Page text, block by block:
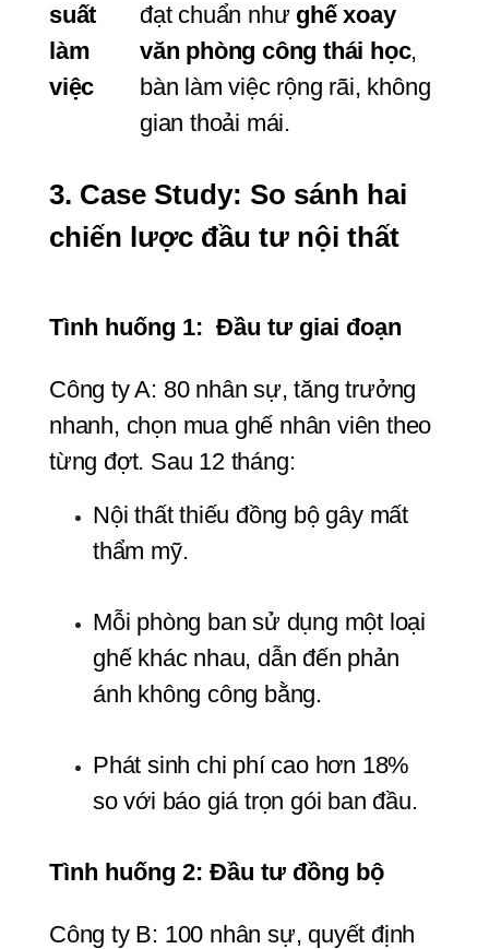
suất
làm
việc
đạt chuẩn như ghế xoay
văn phòng công thái học,
bàn làm việc rộng rãi, không
gian thoải mái.
3. Case Study: So sánh hai
chiến lược đầu tư nội thất
Tình huống 1:  Đầu tư giai đoạn
Công ty A: 80 nhân sự, tăng trưởng
nhanh, chọn mua ghế nhân viên theo
từng đợt. Sau 12 tháng:
Nội thất thiếu đồng bộ gây mất
thẩm mỹ.
Mỗi phòng ban sử dụng một loại
ghế khác nhau, dẫn đến phản
ánh không công bằng.
Phát sinh chi phí cao hơn 18%
so với báo giá trọn gói ban đầu.
Tình huống 2: Đầu tư đồng bộ
Công ty B: 100 nhân sự, quyết định